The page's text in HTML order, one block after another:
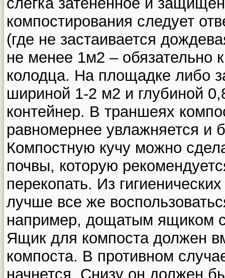
компостирования следует
(где не застаивается
не менее 1м2 – обязательно
колодца. На площадке либо
шириной 1-2 м2 и глубиной
контейнер. В траншеях
равномернее увлажняется и
Компостную кучу можно
почвы, которую
перекопать. Из
лучше все же
например, дощатым ящиком
Ящик для компоста должен
компоста. В противном
начнется. Снизу он должен